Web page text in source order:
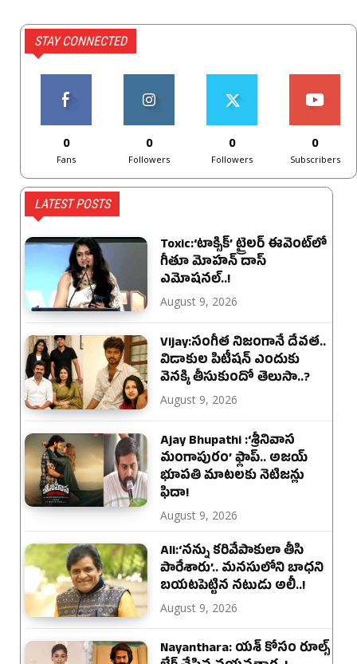
STAY CONNECTED
0
Fans
0
Followers
0
Followers
0
Subscribers
LATEST POSTS
Toxic:‘టాక్సిక్’ ట్రైలర్ ఈవెంట్‌లో
గీతూ మోహన్ దాస్
ఎమోషనల్..!
August 9, 2026
Vijay:సంగీత నిజంగానే దేవత..
విడాకుల పిటీషన్ ఎందుకు
వెనక్కి తీసుకుందో తెలుసా..?
August 9, 2026
Ajay Bhupathi :‘శ్రీనివాస
మంగాపురం’ ఫ్లాప్.. అజయ్
భూపతి మాటలకు నెటిజన్లు
ఫిదా!
August 9, 2026
Ali:‘నన్ను కరివేపాకులా తీసి
పారేశారు’.. మనసులోని బాధని
బయటపెట్టిన నటుడు అలీ..!
August 9, 2026
Nayanthara: యశ్ కోసం రూల్స్